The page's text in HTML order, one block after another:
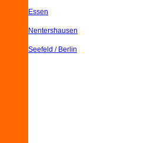
Essen
Nentershausen
Seefeld / Berlin